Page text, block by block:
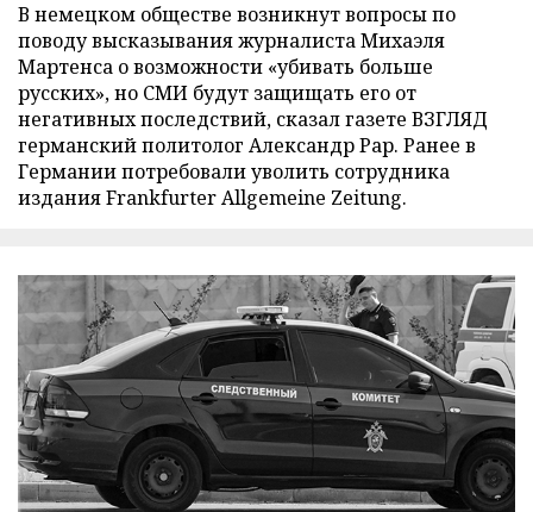
В немецком обществе возникнут вопросы по
поводу высказывания журналиста Михаэля
Мартенса о возможности «убивать больше
русских», но СМИ будут защищать его от
негативных последствий, сказал газете ВЗГЛЯД
германский политолог Александр Рар. Ранее в
Германии потребовали уволить сотрудника
издания Frankfurter Allgemeine Zeitung.